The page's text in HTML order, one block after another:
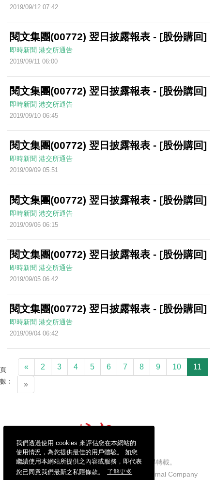
我們透過使用 cookies 來評估您在本網站的
使用情況，為您提供最佳的用戶體驗。 如您
繼續使用本網站所提供之內容或服務，即代表
您已同意我們最新之私隱條款。
了解更多
2019/09/12 07:42
閱文集團(00772) 翌日披露報表 - [股份購回]
即時新聞 港交所通告
2019/09/11 06:00
閱文集團(00772) 翌日披露報表 - [股份購回]
即時新聞 港交所通告
2019/09/10 06:45
閱文集團(00772) 翌日披露報表 - [股份購回]
即時新聞 港交所通告
2019/09/09 05:51
閱文集團(00772) 翌日披露報表 - [股份購回]
即時新聞 港交所通告
2019/09/06 06:15
閱文集團(00772) 翌日披露報表 - [股份購回]
即時新聞 港交所通告
2019/09/05 06:42
閱文集團(00772) 翌日披露報表 - [股份購回]
即時新聞 港交所通告
2019/09/04 06:42
頁
數：
« 2 3 4 5 6 7 8 9 10 11
»
信報財經新聞有限公司版權所有，不得轉載。
Copyright © 2026 Hong Kong Economic Journal Company